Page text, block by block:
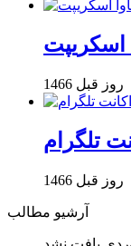
اسکریپت
1466 روز قبل
تلگرام
1466 روز قبل
آرشیو مطالب